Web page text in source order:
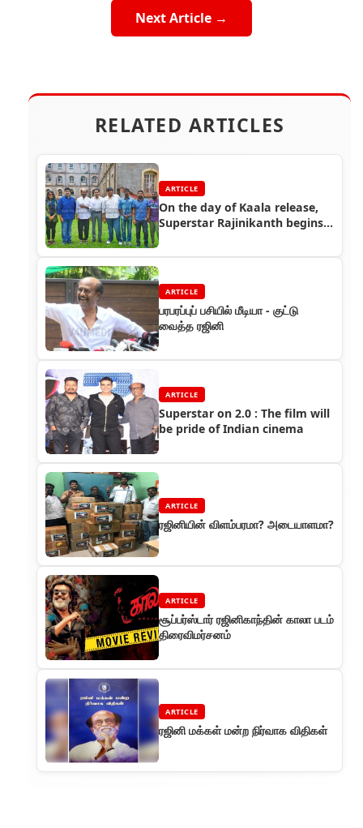
Next Article →
RELATED ARTICLES
ARTICLE
On the day of Kaala release,
Superstar Rajinikanth begins
film in Darjeeling
ARTICLE
பரபரப்புப் பசியில் மீடியா - குட்டு
வைத்த ரஜினி
ARTICLE
Superstar on 2.0 : The film will
be pride of Indian cinema
ARTICLE
ரஜினியின் விளம்பரமா? அடையாளமா?
ARTICLE
சூப்பர்ஸ்டார் ரஜினிகாந்தின் காலா படம்
திரைவிமர்சனம்
ARTICLE
ரஜினி மக்கள் மன்ற நிர்வாக விதிகள்